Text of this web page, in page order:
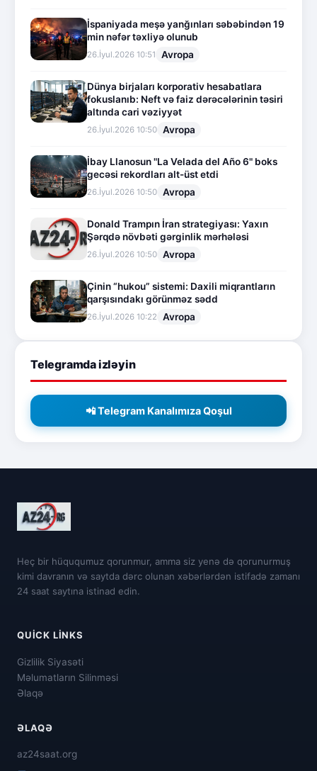
İspaniyada meşə yanğınları səbəbindən 19
min nəfər təxliyə olunub
26.İyul.2026 10:51 Avropa
Dünya birjaları korporativ hesabatlara
fokuslanıb: Neft və faiz dərəcələrinin təsiri
altında cari vəziyyət
26.İyul.2026 10:50 Avropa
İbay Llanosun "La Velada del Año 6" boks
gecəsi rekordları alt-üst etdi
26.İyul.2026 10:50 Avropa
Donald Trampın İran strategiyası: Yaxın
Şərqdə növbəti gərginlik mərhələsi
26.İyul.2026 10:50 Avropa
Çinin “hukou” sistemi: Daxili miqrantların
qarşısındakı görünməz sədd
26.İyul.2026 10:22 Avropa
Telegramda izləyin
📲 Telegram Kanalımıza Qoşul
Heç bir hüququmuz qorunmur, amma siz yenə də qorunurmuş
kimi davranın və saytda dərc olunan xəbərlərdən istifadə zamanı
24 saat saytına istinad edin.
QUICK LINKS
Gizlilik Siyasəti
Məlumatların Silinməsi
Əlaqə
ƏLAQƏ
az24saat.org